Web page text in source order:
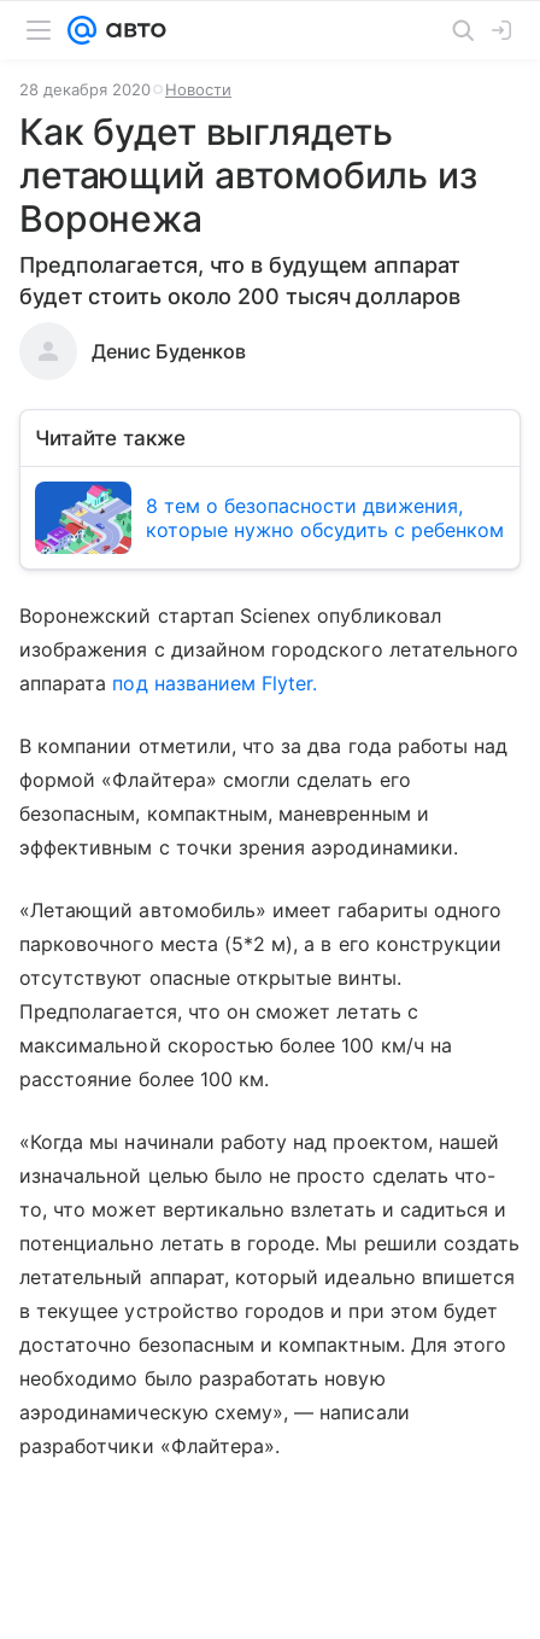
28 декабря 2020 Новости
Как будет выглядеть
летающий автомобиль из
Воронежа
Предполагается, что в будущем аппарат
будет стоить около 200 тысяч долларов
Денис Буденков
Читайте также
8 тем о безопасности движения,
которые нужно обсудить с ребенком
Воронежский стартап Scienex опубликовал
изображения с дизайном городского летательного
аппарата под названием Flyter.
В компании отметили, что за два года работы над
формой «Флайтера» смогли сделать его
безопасным, компактным, маневренным и
эффективным с точки зрения аэродинамики.
«Летающий автомобиль» имеет габариты одного
парковочного места (5*2 м), а в его конструкции
отсутствуют опасные открытые винты.
Предполагается, что он сможет летать с
максимальной скоростью более 100 км/ч на
расстояние более 100 км.
«Когда мы начинали работу над проектом, нашей
изначальной целью было не просто сделать что-
то, что может вертикально взлетать и садиться и
потенциально летать в городе. Мы решили создать
летательный аппарат, который идеально впишется
в текущее устройство городов и при этом будет
достаточно безопасным и компактным. Для этого
необходимо было разработать новую
аэродинамическую схему», — написали
разработчики «Флайтера».